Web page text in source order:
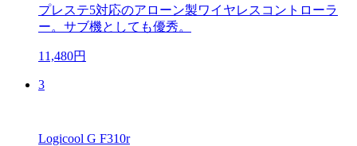
プレステ5対応のアローン製ワイヤレスコントローラ
ー。サブ機としても優秀。
11,480円
3
Logicool G F310r